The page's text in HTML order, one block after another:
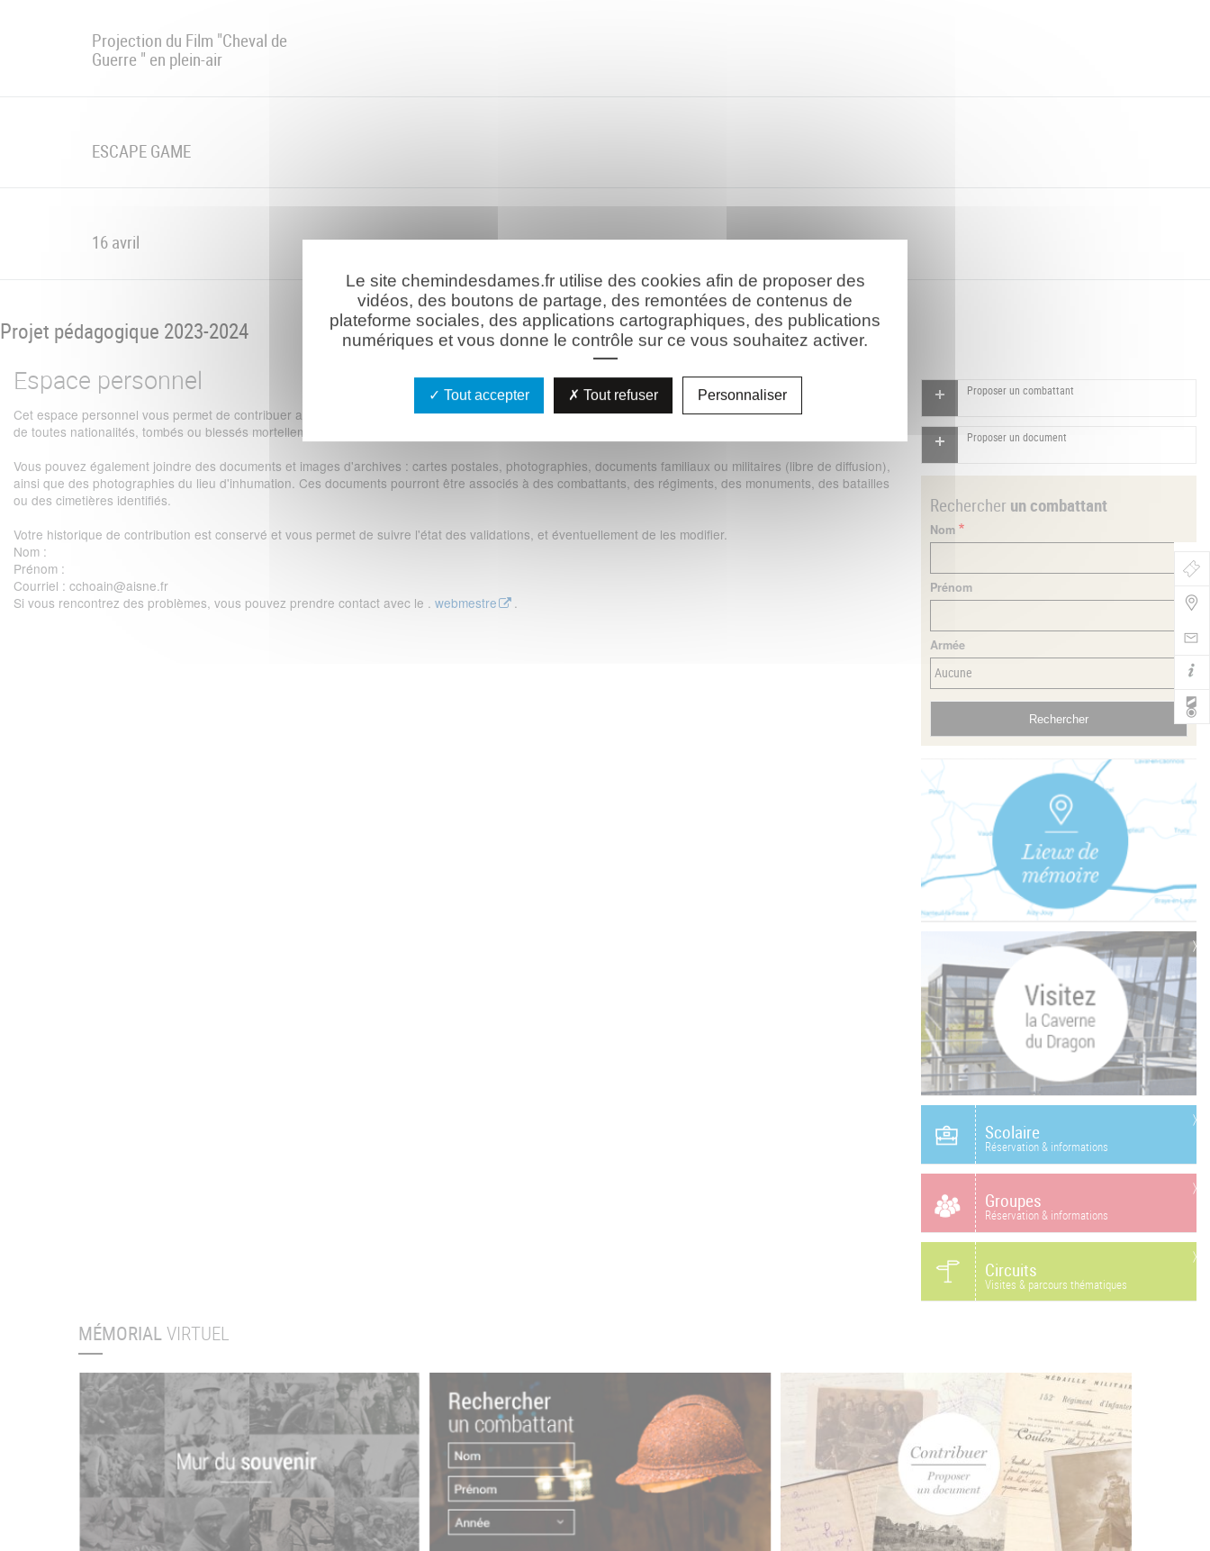
de
Projection du Film "Cheval de
Guerre " en plein-air
ESCAPE GAME
16 avril
Projet pédagogique 2023-2024
Espace personnel
Cet espace personnel vous permet de contribuer au projet du Mémorial virtuel du Chemin des Dames en ajoutant et modifiant les fiches de combattants,
de toutes nationalités, tombés ou blessés mortellement au Chemin des Dames.
Vous pouvez également joindre des documents et images d'archives : cartes postales, photographies, documents familiaux ou militaires (libre de diffusion),
ainsi que des photographies du lieu d'inhumation. Ces documents pourront être associés à des combattants, des régiments, des monuments, des batailles
ou des cimetières identifiés.
Votre historique de contribution est conservé et vous permet de suivre l'état des validations, et éventuellement de les modifier.
Nom :
Prénom :
Courriel : cchoain@aisne.fr
Si vous rencontrez des problèmes, vous pouvez prendre contact avec le . webmestre .
Proposer un combattant
Proposer un document
Rechercher un combattant
Nom
Prénom
Armée
Scolaire
Réservation & informations
Groupes
Réservation & informations
Circuits
Visites & parcours thématiques
MÉMORIALVIRTUEL
Le site chemindesdames.fr utilise des cookies afin de proposer des
vidéos, des boutons de partage, des remontées de contenus de
plateforme sociales, des applications cartographiques, des publications
numériques et vous donne le contrôle sur ce vous souhaitez activer.
Tout accepter Tout refuser Personnaliser